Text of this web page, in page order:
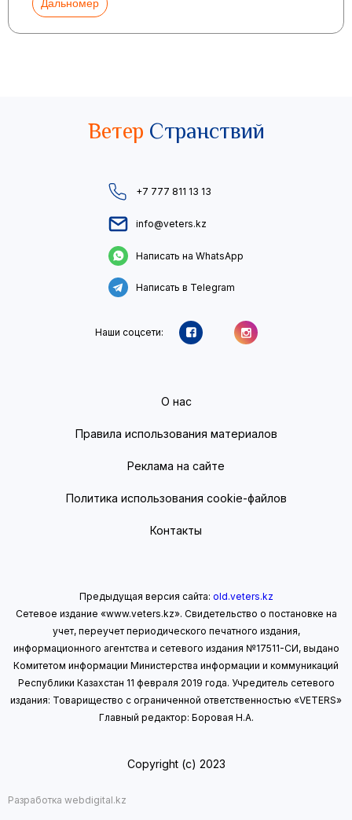
Дальномер
Ветер Странствий
+7 777 811 13 13
info@veters.kz
Написать на WhatsApp
Написать в Telegram
Наши соцсети:
О нас
Правила использования материалов
Реклама на сайте
Политика использования cookie-файлов
Контакты
Предыдущая версия сайта: old.veters.kz
Сетевое издание «www.veters.kz». Свидетельство о постановке на
учет, переучет периодического печатного издания,
информационного агентства и сетевого издания №17511-СИ, выдано
Комитетом информации Министерства информации и коммуникаций
Республики Казахстан 11 февраля 2019 года. Учредитель сетевого
издания: Товарищество с ограниченной ответственностью «VETERS»
Главный редактор: Боровая Н.А.
Copyright (с) 2023
Разработка webdigital.kz